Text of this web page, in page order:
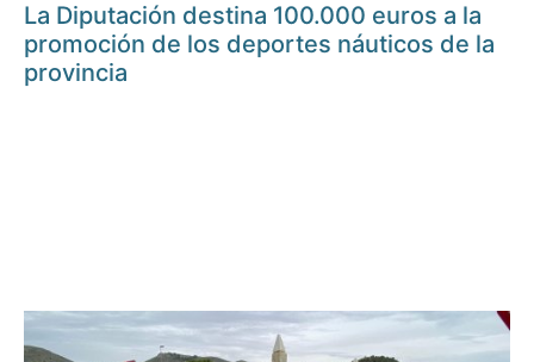
La Diputación destina 100.000 euros a la
promoción de los deportes náuticos de la
provincia